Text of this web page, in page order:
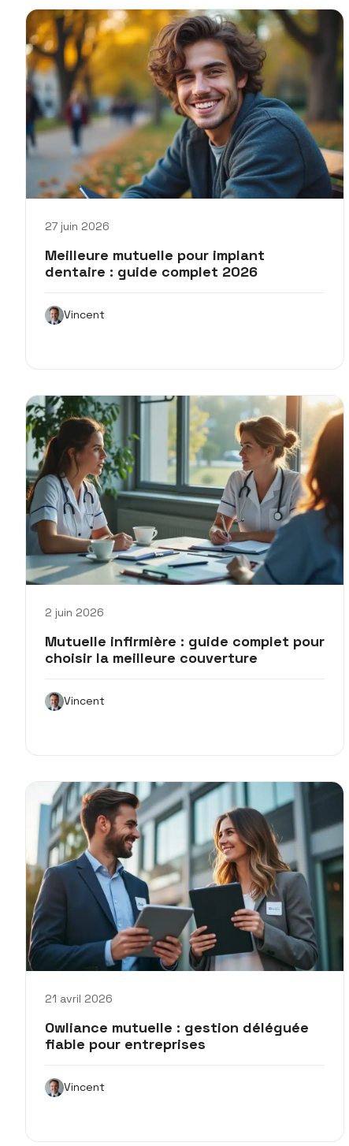
27 juin 2026
Meilleure mutuelle pour implant
dentaire : guide complet 2026
Vincent
2 juin 2026
Mutuelle infirmière : guide complet pour
choisir la meilleure couverture
Vincent
21 avril 2026
Owliance mutuelle : gestion déléguée
fiable pour entreprises
Vincent